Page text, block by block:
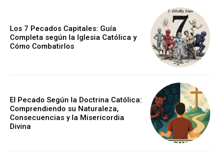
Los 7 Pecados Capitales: Guía
Completa según la Iglesia Católica y
Cómo Combatirlos
El Pecado Según la Doctrina Católica:
Comprendiendo su Naturaleza,
Consecuencias y la Misericordia
Divina